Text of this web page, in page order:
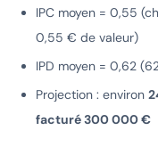
IPC moyen = 0,55
0,55 € de valeur)
IPD moyen = 0,62
Projection : environ
facturé 300 000 €